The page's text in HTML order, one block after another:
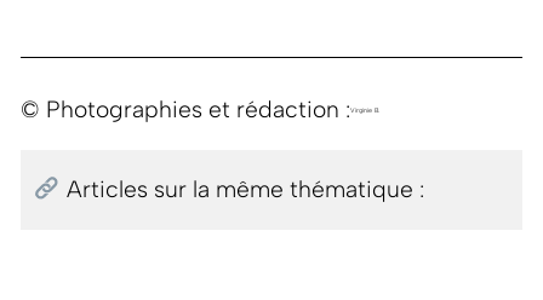
© Photographies et rédaction :Virginie B.
Articles sur la même thématique :